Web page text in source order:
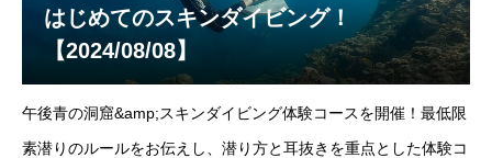
はじめてのスキンダイビング！
【2024/08/08】
午後青の洞窟&amp;スキンダイビング体験コースを開催！最低限
素潜りのルールをお伝えし、潜り方と耳抜きを重点とした体験コ